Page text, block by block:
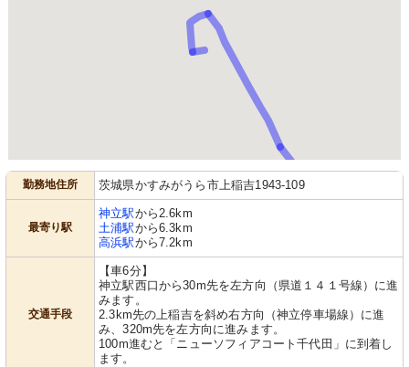
勤務地住所 茨城県かすみがうら市上稲吉1943-109
最寄り駅
神立駅から2.6km
土浦駅から6.3km
高浜駅から7.2km
交通手段
【車6分】
神立駅西口から30m先を左方向（県道１４１号線）に進
みます。
2.3km先の上稲吉を斜め右方向（神立停車場線）に進
み、320m先を左方向に進みます。
100m進むと「ニューソフィアコート千代田」に到着し
ます。